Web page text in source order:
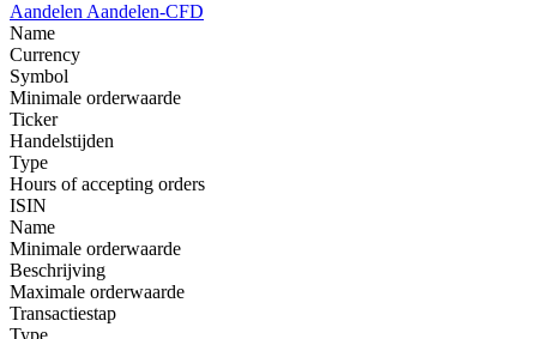
Aandelen Aandelen-CFD
Name
Currency
Symbol
Minimale orderwaarde
Ticker
Handelstijden
Type
Hours of accepting orders
ISIN
Name
Minimale orderwaarde
Beschrijving
Maximale orderwaarde
Transactiestap